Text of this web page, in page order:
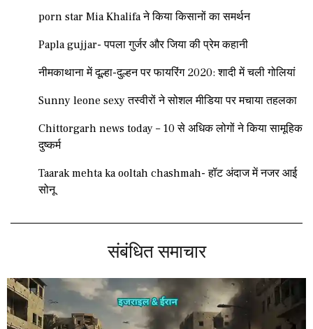
porn star Mia Khalifa ने किया किसानों का समर्थन
Papla gujjar- पपला गुर्जर और जिया की प्रेम कहानी
नीमकाथाना में दूल्हा-दुल्हन पर फायरिंग 2020: शादी में चली गोलियां
Sunny leone sexy तस्वीरों ने सोशल मीडिया पर मचाया तहलका
Chittorgarh news today – 10 से अधिक लोगों ने किया सामूहिक
दुष्कर्म
Taarak mehta ka ooltah chashmah- हॉट अंदाज में नजर आई
सोनू
संबंधित समाचार